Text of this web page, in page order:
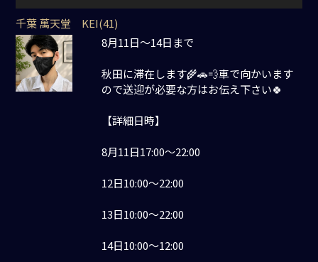
千葉 萬天堂 KEI(41)
8月11日〜14日まで
秋田に滞在します🌾🚗💨車で向かいます
ので送迎が必要な方はお伝え下さい🍀
【詳細日時】
8月11日17:00〜22:00
12日10:00〜22:00
13日10:00〜22:00
14日10:00〜12:00